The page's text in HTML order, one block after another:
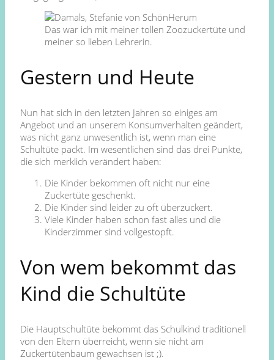
Das war ich mit meiner tollen Zoozuckertüte und
meiner so lieben Lehrerin.
Gestern und Heute
Nun hat sich in den letzten Jahren so einiges am
Angebot und an unserem Konsumverhalten geändert,
was nicht ganz unwesentlich ist, wenn man eine
Schultüte packt. Im wesentlichen sind das drei Punkte,
die sich merklich verändert haben:
Die Kinder bekommen oft nicht nur eine
Zuckertüte geschenkt.
Die Kinder sind leider zu oft überzuckert.
Viele Kinder haben schon fast alles und die
Kinderzimmer sind vollgestopft.
Von wem bekommt das
Kind die Schultüte
Die Hauptschultüte bekommt das Schulkind traditionell
von den Eltern überreicht, wenn sie nicht am
Zuckertütenbaum gewachsen ist ;).